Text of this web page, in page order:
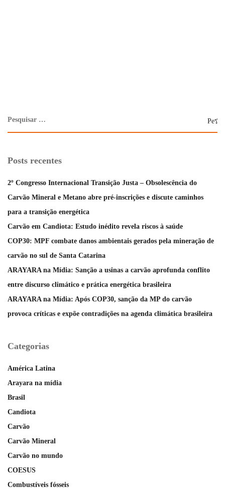
Posts recentes
2º Congresso Internacional Transição Justa – Obsolescência do
Carvão Mineral e Metano abre pré-inscrições e discute caminhos
para a transição energética
Carvão em Candiota: Estudo inédito revela riscos à saúde
COP30: MPF combate danos ambientais gerados pela mineração de
carvão no sul de Santa Catarina
ARAYARA na Mídia: Sanção a usinas a carvão aprofunda conflito
entre discurso climático e prática energética brasileira
ARAYARA na Mídia: Após COP30, sanção da MP do carvão
provoca críticas e expõe contradições na agenda climática brasileira
Categorias
América Latina
Arayara na mídia
Brasil
Candiota
Carvão
Carvão Mineral
Carvão no mundo
COESUS
Combustíveis fósseis